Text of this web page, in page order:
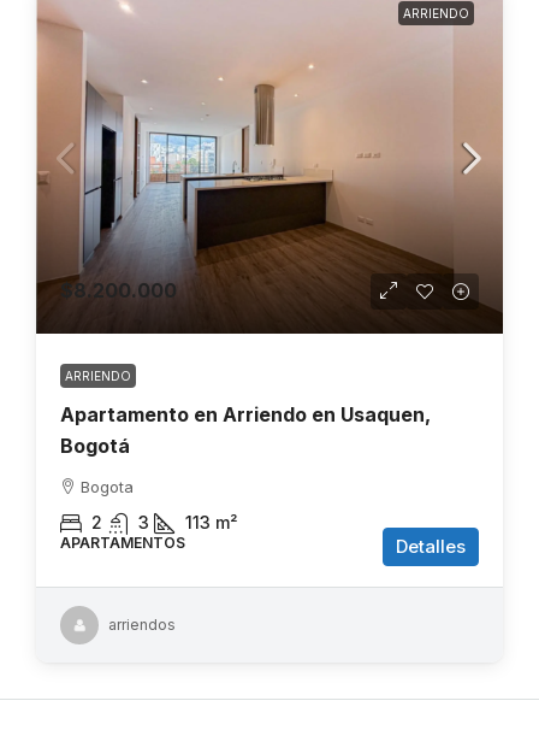
ARRIENDO
$8.200.000
ARRIENDO
Apartamento en Arriendo en Usaquen,
Bogotá
Bogota
2 3 113 m²
APARTAMENTOS Detalles
arriendos